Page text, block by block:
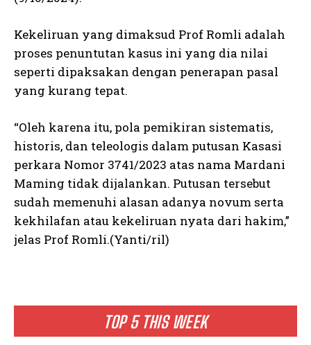
TOP 5 THIS WEEK
Kekeliruan yang dimaksud Prof Romli adalah
proses penuntutan kasus ini yang dia nilai
seperti dipaksakan dengan penerapan pasal
yang kurang tepat.
“Oleh karena itu, pola pemikiran sistematis,
historis, dan teleologis dalam putusan Kasasi
perkara Nomor 3741/2023 atas nama Mardani
Maming tidak dijalankan. Putusan tersebut
sudah memenuhi alasan adanya novum serta
kekhilafan atau kekeliruan nyata dari hakim,”
jelas Prof Romli.(Yanti/ril)